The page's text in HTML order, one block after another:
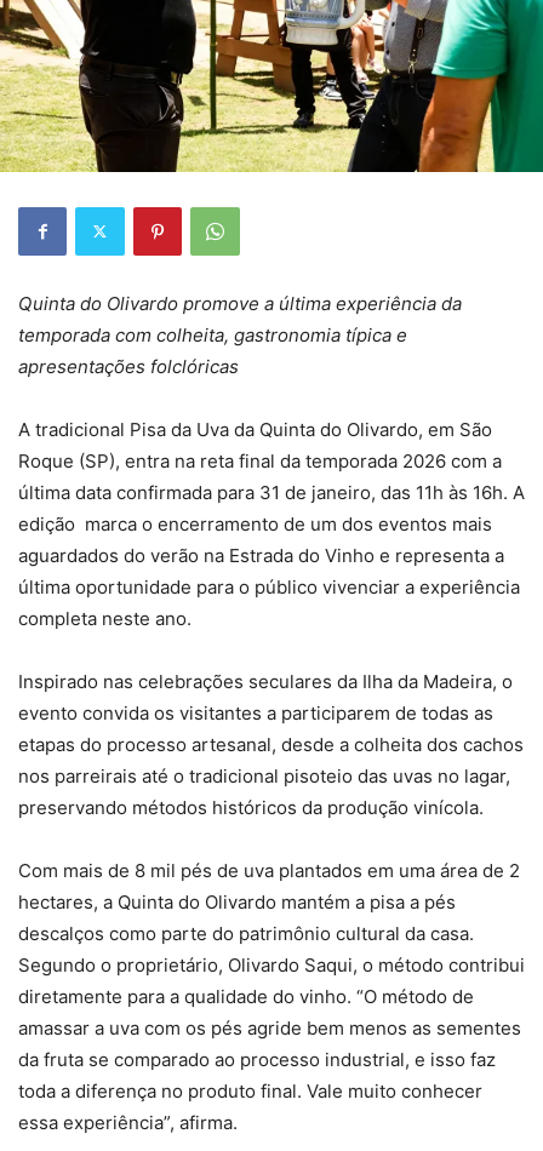
Quinta do Olivardo promove a última experiência da
temporada com colheita, gastronomia típica e
apresentações folclóricas
A tradicional Pisa da Uva da Quinta do Olivardo, em São
Roque (SP), entra na reta final da temporada 2026 com a
última data confirmada para 31 de janeiro, das 11h às 16h. A
edição marca o encerramento de um dos eventos mais
aguardados do verão na Estrada do Vinho e representa a
última oportunidade para o público vivenciar a experiência
completa neste ano.
Inspirado nas celebrações seculares da Ilha da Madeira, o
evento convida os visitantes a participarem de todas as
etapas do processo artesanal, desde a colheita dos cachos
nos parreirais até o tradicional pisoteio das uvas no lagar,
preservando métodos históricos da produção vinícola.
Com mais de 8 mil pés de uva plantados em uma área de 2
hectares, a Quinta do Olivardo mantém a pisa a pés
descalços como parte do patrimônio cultural da casa.
Segundo o proprietário, Olivardo Saqui, o método contribui
diretamente para a qualidade do vinho. “O método de
amassar a uva com os pés agride bem menos as sementes
da fruta se comparado ao processo industrial, e isso faz
toda a diferença no produto final. Vale muito conhecer
essa experiência”, afirma.